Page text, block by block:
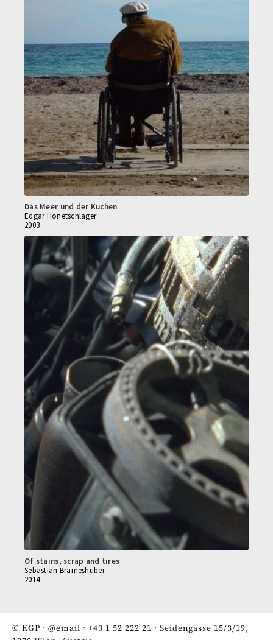
Das Meer und der Kuchen
Edgar Honetschläger
2003
Of stains, scrap and tires
Sebastian Brameshuber
2014
© KGP · @email · +43 1 52 222 21 · Seidengasse 15/3/19,